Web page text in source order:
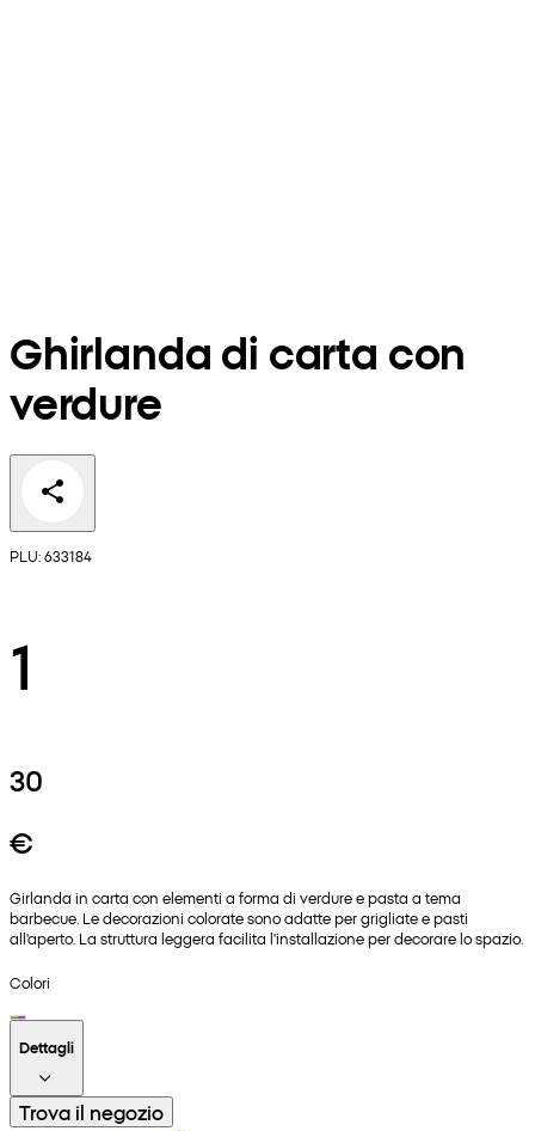
Ghirlanda di carta con
verdure
PLU: 633184
1
30
€
Girlanda in carta con elementi a forma di verdure e pasta a tema
barbecue. Le decorazioni colorate sono adatte per grigliate e pasti
all'aperto. La struttura leggera facilita l'installazione per decorare lo spazio.
Colori
Dettagli
Trova il negozio